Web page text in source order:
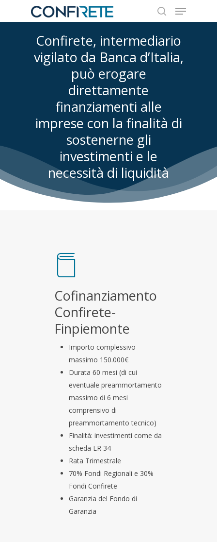
Hit enter to search or ESC to close
Confirete, intermediario
vigilato da Banca d’Italia,
può erogare
direttamente
finanziamenti alle
imprese con la finalità di
sostenerne gli
investimenti e le
necessità di liquidità
Cofinanziamento
Confirete-
Finpiemonte
Importo complessivo
massimo 150.000€
Durata 60 mesi (di cui
eventuale preammortamento
massimo di 6 mesi
comprensivo di
preammortamento tecnico)
Finalità: investimenti come da
scheda LR 34
Rata Trimestrale
70% Fondi Regionali e 30%
Fondi Confirete
Garanzia del Fondo di
Garanzia